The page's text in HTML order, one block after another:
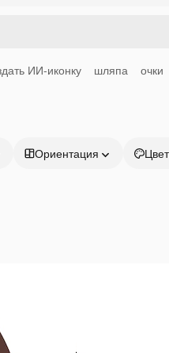
ИИ-иконку шляпа очки
Ориентация